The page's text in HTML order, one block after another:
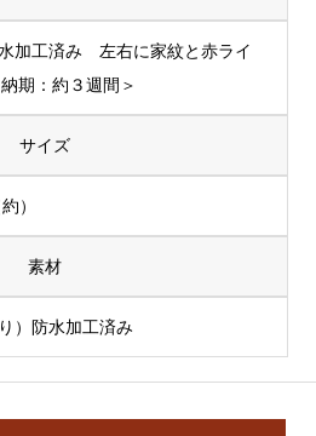
工済み 左右に家紋と赤ライ
期：約３週間＞
サイズ
）
素材
）防水加工済み